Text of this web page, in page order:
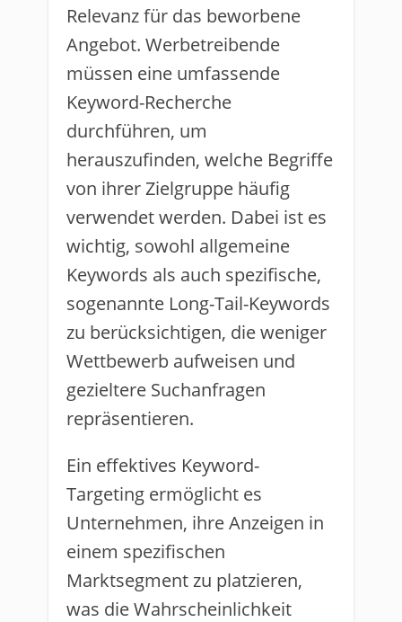
Relevanz für das beworbene
Angebot. Werbetreibende
müssen eine umfassende
Keyword-Recherche
durchführen, um
herauszufinden, welche Begriffe
von ihrer Zielgruppe häufig
verwendet werden. Dabei ist es
wichtig, sowohl allgemeine
Keywords als auch spezifische,
sogenannte Long-Tail-Keywords
zu berücksichtigen, die weniger
Wettbewerb aufweisen und
gezieltere Suchanfragen
repräsentieren.
Ein effektives Keyword-
Targeting ermöglicht es
Unternehmen, ihre Anzeigen in
einem spezifischen
Marktsegment zu platzieren,
was die Wahrscheinlichkeit